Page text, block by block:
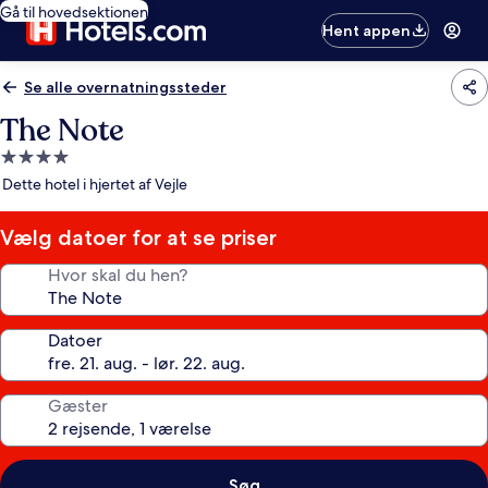
Gå til hovedsektionen
Hent appen
Se alle overnatningssteder
The Note
4.0-
stjernet
Dette hotel i hjertet af Vejle
Vælg datoer for at se priser
Hvor skal du hen?
Datoer
Gæster